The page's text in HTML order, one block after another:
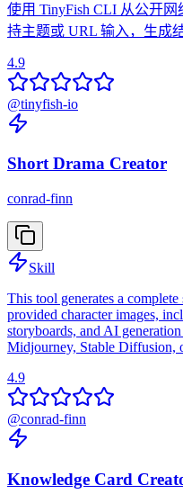
使用 TinyFish CLI 从公开
持主题或 URL 输入，生成
4.9
@tinyfish-io
Short Drama Creator
conrad-finn
Skill
This tool generates a
provided character images,
storyboards, and AI
Midjourney, Stable
4.9
@conrad-finn
Knowledge Card